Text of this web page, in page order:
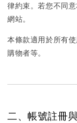
律約束。若您不同
網站。
本條款適用於所有
購物者等。
二、帳號註冊